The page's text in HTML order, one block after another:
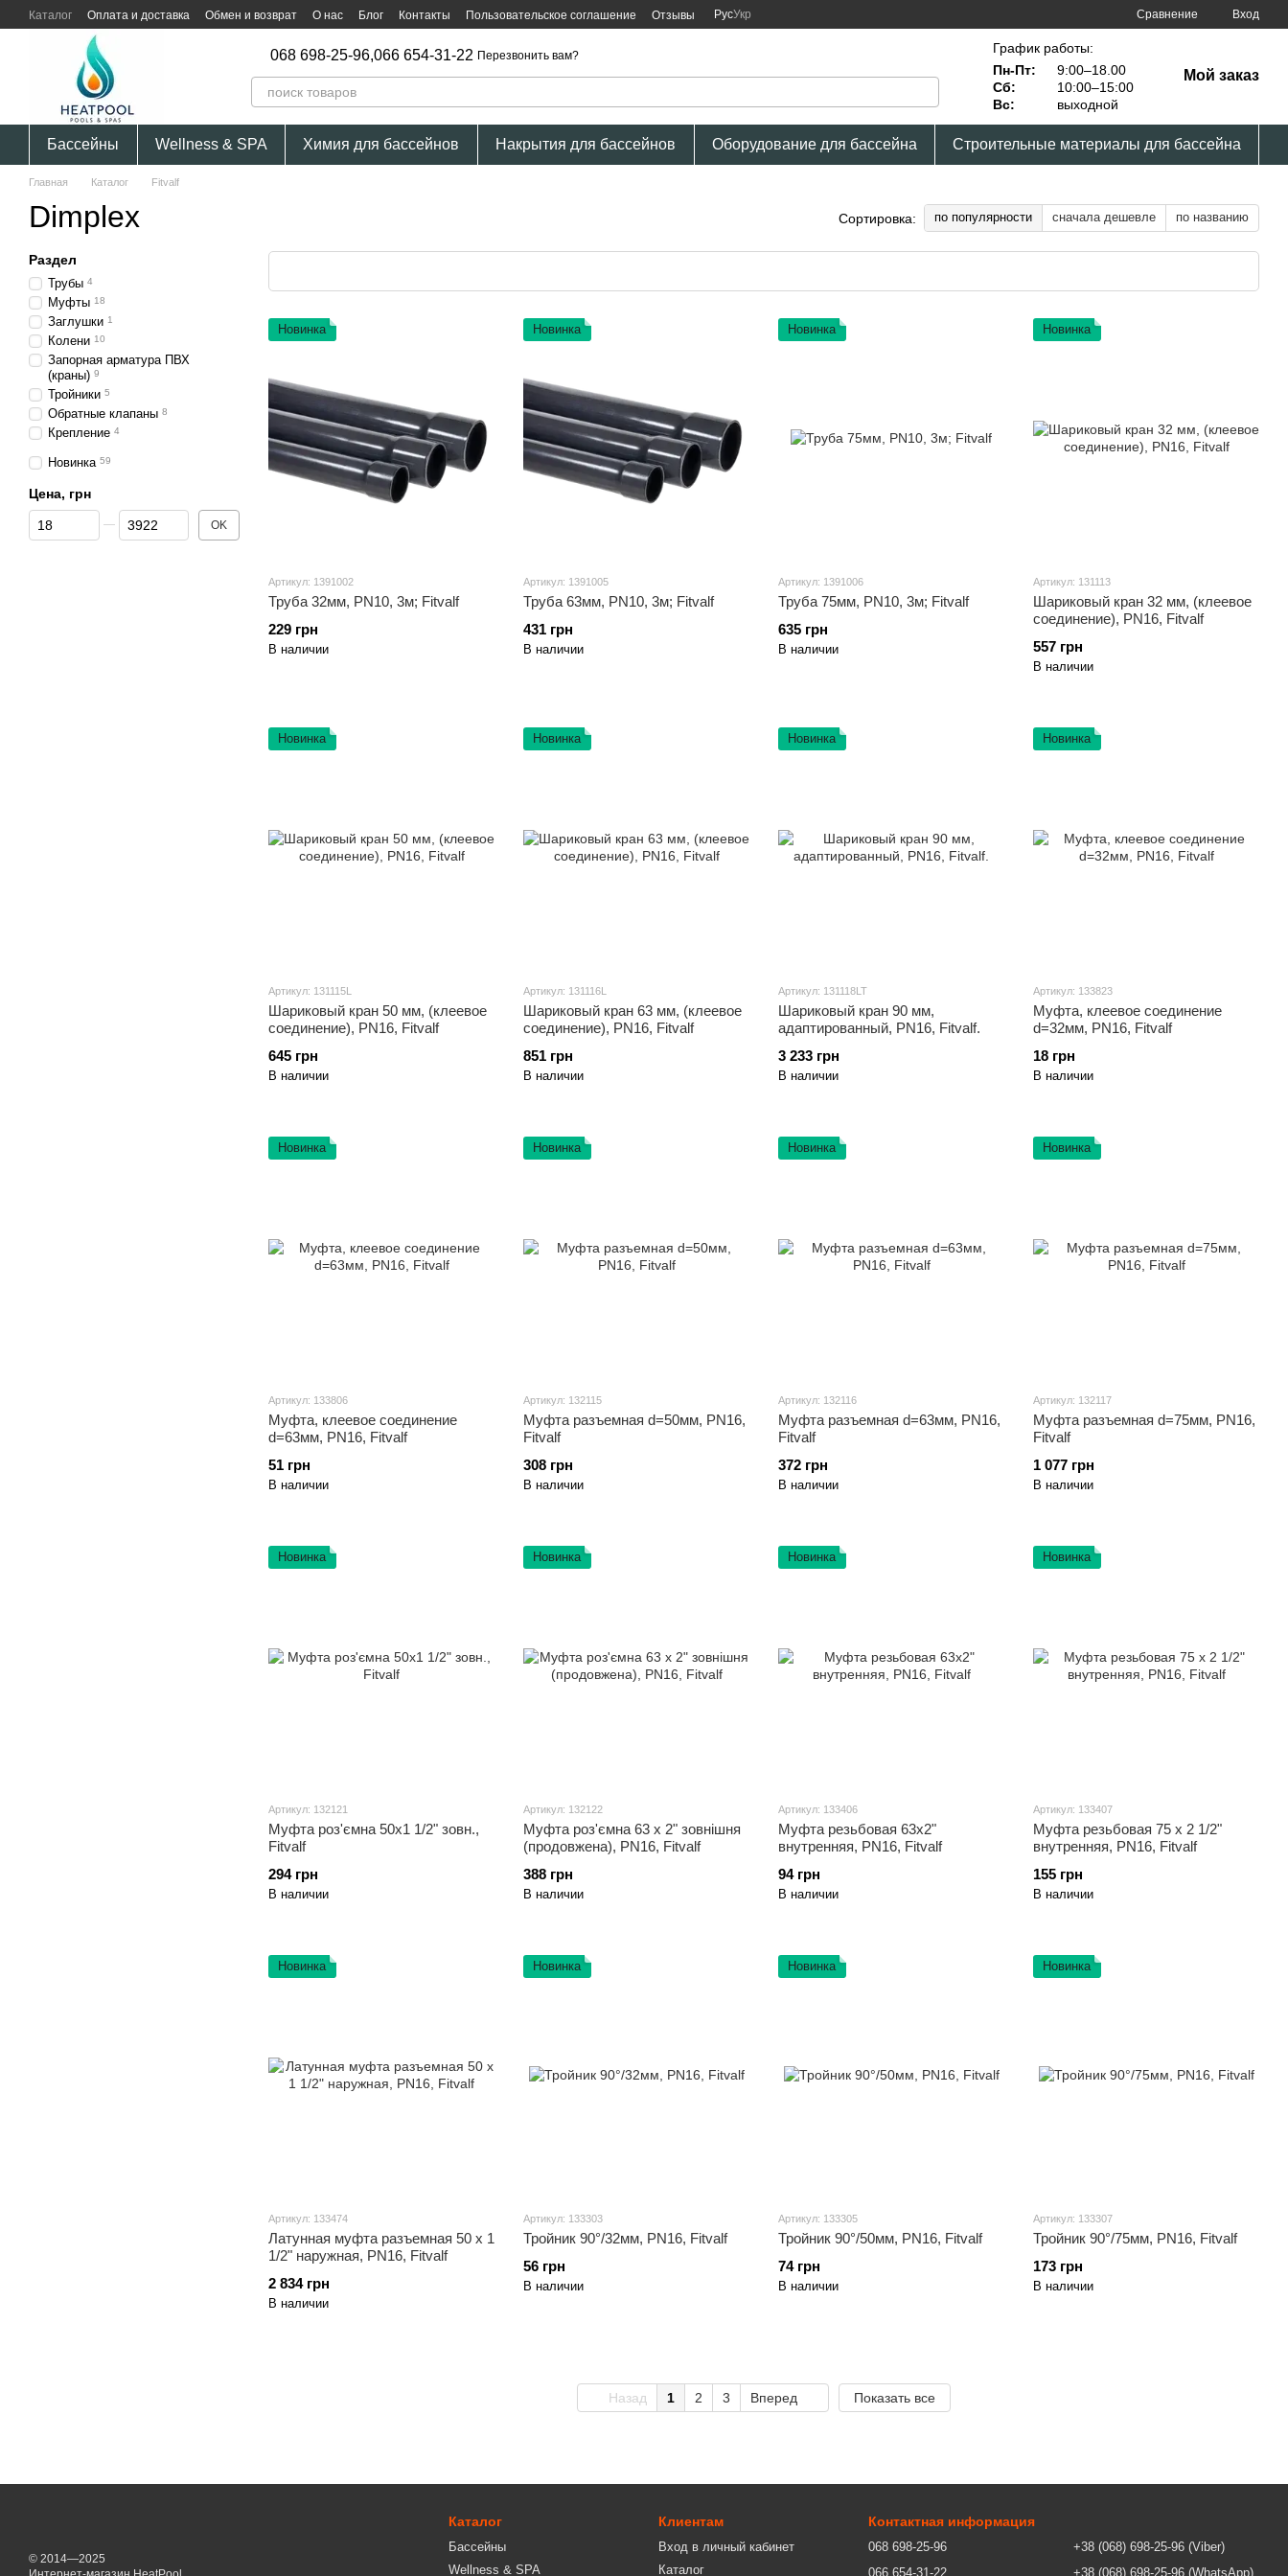
Перейти к основному контенту
Каталог Оплата и доставка Обмен и возврат О нас Блог Контакты Пользовательское соглашение Отзывы РусУкр Сравнение Вход
068 698-25-96,066 654-31-22 Перезвонить вам?
График работы:
Пн-Пт:
9:00–18.00
Сб:
10:00–15:00
Вс:
выходной
Мой заказ
Бассейны Wellness & SPA Химия для бассейнов Накрытия для бассейнов Оборудование для бассейна Строительные материалы для бассейна
Главная Каталог Fitvalf
Dimplex Сортировка: по популярности сначала дешевле по названию
Новинка
Артикул: 1391002
Труба 32мм, PN10, 3м; Fitvalf
229 грн
В наличии
Новинка
Артикул: 1391005
Труба 63мм, PN10, 3м; Fitvalf
431 грн
В наличии
Новинка
Артикул: 1391006
Труба 75мм, PN10, 3м; Fitvalf
635 грн
В наличии
Новинка
Артикул: 131113
Шариковый кран 32 мм, (клеевое
соединение), PN16, Fitvalf
557 грн
В наличии
Новинка
Артикул: 131115L
Шариковый кран 50 мм, (клеевое
соединение), PN16, Fitvalf
645 грн
В наличии
Новинка
Артикул: 131116L
Шариковый кран 63 мм, (клеевое
соединение), PN16, Fitvalf
851 грн
В наличии
Новинка
Артикул: 131118LT
Шариковый кран 90 мм,
адаптированный, PN16, Fitvalf.
3 233 грн
В наличии
Новинка
Артикул: 133823
Муфта, клеевое соединение
d=32мм, PN16, Fitvalf
18 грн
В наличии
Новинка
Артикул: 133806
Муфта, клеевое соединение
d=63мм, PN16, Fitvalf
51 грн
В наличии
Новинка
Артикул: 132115
Муфта разъемная d=50мм, PN16,
Fitvalf
308 грн
В наличии
Новинка
Артикул: 132116
Муфта разъемная d=63мм, PN16,
Fitvalf
372 грн
В наличии
Новинка
Артикул: 132117
Муфта разъемная d=75мм, PN16,
Fitvalf
1 077 грн
В наличии
Новинка
Артикул: 132121
Муфта роз'ємна 50х1 1/2" зовн.,
Fitvalf
294 грн
В наличии
Новинка
Артикул: 132122
Муфта роз'ємна 63 х 2" зовнішня
(продовжена), PN16, Fitvalf
388 грн
В наличии
Новинка
Артикул: 133406
Муфта резьбовая 63х2"
внутренняя, PN16, Fitvalf
94 грн
В наличии
Новинка
Артикул: 133407
Муфта резьбовая 75 х 2 1/2"
внутренняя, PN16, Fitvalf
155 грн
В наличии
Новинка
Артикул: 133474
Латунная муфта разъемная 50 х 1
1/2" наружная, PN16, Fitvalf
2 834 грн
В наличии
Новинка
Артикул: 133303
Тройник 90°/32мм, PN16, Fitvalf
56 грн
В наличии
Новинка
Артикул: 133305
Тройник 90°/50мм, PN16, Fitvalf
74 грн
В наличии
Новинка
Артикул: 133307
Тройник 90°/75мм, PN16, Fitvalf
173 грн
В наличии
Назад 1 2 3 Вперед Показать все
Раздел
Трубы 4
Муфты 18
Заглушки 1
Колени 10
Запорная арматура ПВХ
(краны) 9
Тройники 5
Обратные клапаны 8
Крепление 4
Новинка 59
Цена, грн
От Цена, грн
До Цена, грн OK
© 2014—2025
Каталог
Бассейны
Wellness & SPA
Клиентам
Вход в личный кабинет
Каталог
Контактная информация
068 698-25-96
066 654-31-22
+38 (068) 698-25-96 (Viber)
+38 (068) 698-25-96 (WhatsApp)